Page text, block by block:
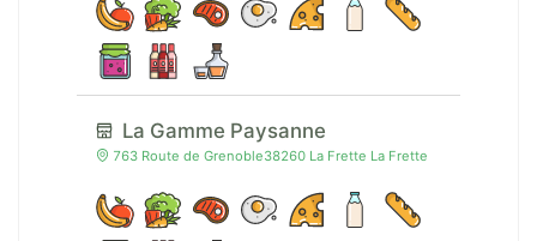
La Gamme Paysanne
763 Route de Grenoble38260 La Frette La Frette